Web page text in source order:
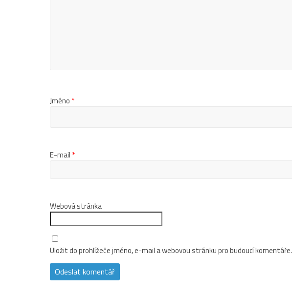
Jméno *
E-mail *
Webová stránka
Uložit do prohlížeče jméno, e-mail a webovou stránku pro budoucí komentáře.